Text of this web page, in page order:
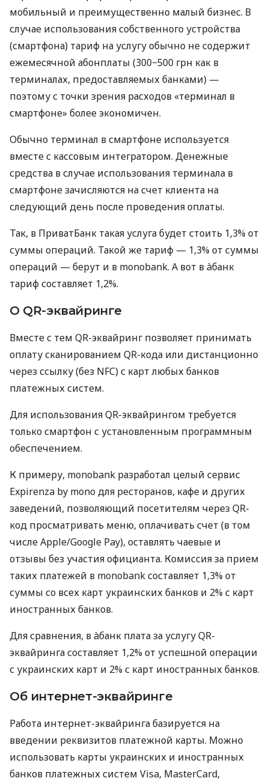
мобильный и преимущественно малый бизнес. В
случае использования собственного устройства
(смартфона) тариф на услугу обычно не содержит
ежемесячной абонплаты (300−500 грн как в
терминалах, предоставляемых банками) —
поэтому с точки зрения расходов «терминал в
смартфоне» более экономичен.
Обычно терминал в смартфоне используется
вместе с кассовым интегратором. Денежные
средства в случае использования терминала в
смартфоне зачисляются на счет клиента на
следующий день после проведения оплаты.
Так, в ПриватБанк такая услуга будет стоить 1,3% от
суммы операций. Такой же тариф — 1,3% от суммы
операций — берут и в monobank. А вот в àбанк
тариф составляет 1,2%.
О QR-эквайринге
Вместе с тем QR-эквайринг позволяет принимать
оплату сканированием QR-кода или дистанционно
через ссылку (без NFC) с карт любых банков
платежных систем.
Для использования QR-эквайрингом требуется
только смартфон с установленным программным
обеспечением.
К примеру, monobank разработал целый сервис
Expirenza by mono для ресторанов, кафе и других
заведений, позволяющий посетителям через QR-
код просматривать меню, оплачивать счет (в том
числе Apple/Google Pay), оставлять чаевые и
отзывы без участия официанта. Комиссия за прием
таких платежей в monobank составляет 1,3% от
суммы со всех карт украинских банков и 2% с карт
иностранных банков.
Для сравнения, в àбанк плата за услугу QR-
эквайринга составляет 1,2% от успешной операции
с украинских карт и 2% с карт иностранных банков.
Об интернет-эквайринге
Работа интернет-эквайринга базируется на
введении реквизитов платежной карты. Можно
использовать карты украинских и иностранных
банков платежных систем Visa, MasterCard,